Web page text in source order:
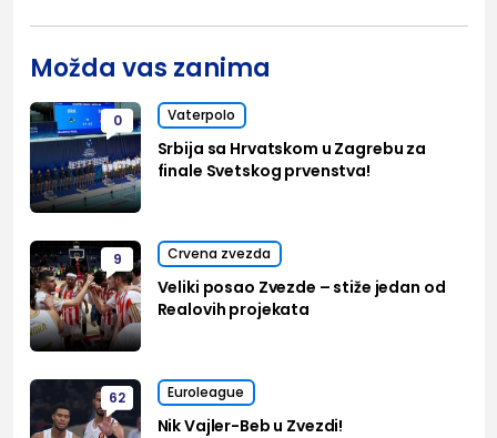
Možda vas zanima
0 Vaterpolo
Srbija sa Hrvatskom u Zagrebu za
finale Svetskog prvenstva!
9 Crvena zvezda
Veliki posao Zvezde – stiže jedan od
Realovih projekata
62 Euroleague
Nik Vajler-Beb u Zvezdi!